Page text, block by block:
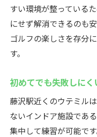
すい環境が整っている
にせず解消できるのも
ゴルフの楽しさを存分
す。
初めてでも失敗しに
藤沢駅近くのウテミル
ないインドア施設であ
集中して練習が可能で